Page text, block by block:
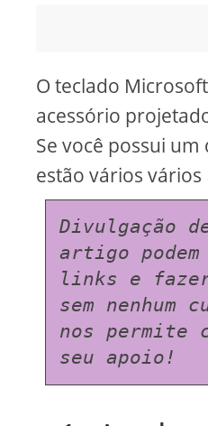
O teclado
acessório
Se você possui
estão vários vários
Divulgação
artigo
links e fazer
sem
nos permite
seu apoio!